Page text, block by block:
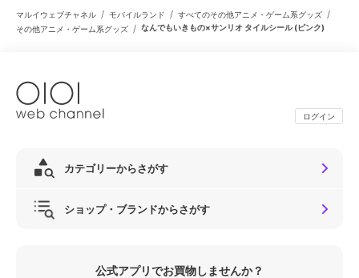
マルイウェブチャネル / モバイルランド / すべてのその他アニメ・ゲーム系グッズ /
その他アニメ・ゲーム系グッズ / なんでもいきもの×サンリオ タイルシール (ピンク)
ログイン
カテゴリーからさがす
ショップ・ブランドからさがす
公式アプリでお買物しませんか？